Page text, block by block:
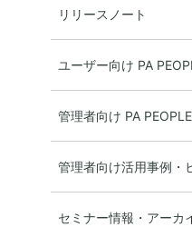
リリースノート
ユーザー向け PA
管理者向け PA
管理者向け活用事例・
セミナー情報・アーカ